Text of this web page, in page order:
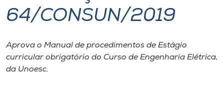
I.nova
Diplomados
64/CONSUN/2019
Aprova o Manual de procedimentos de Estágio
curricular obrigatório do Curso de Engenharia Elétrica,
da Unoesc.